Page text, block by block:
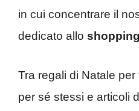
in cui concentrare il
dedicato allo
Tra regali di Natale
per sé stessi e articoli